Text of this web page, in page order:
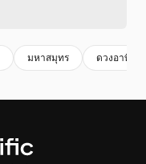
มหาสมุทร ดวงอาทิตย์